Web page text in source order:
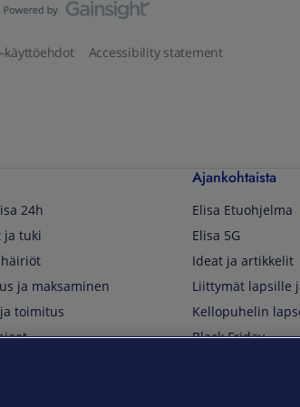
käyttöehdot Accessibility statement
24h
ja tuki
ja maksaminen
toimitus
Ajankohtaista
Elisa Etuohjelma
Elisa 5G
Ideat ja artikkelit
Liittymät lapsille
Kellopuhelin
Black Friday